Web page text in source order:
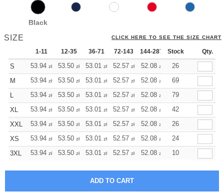
Black
SIZE CLICK HERE TO SEE THE SIZE CHART
1-11 12-35 36-71 72-143 144-287 288 + More
Stock Qty.
S 53.94 zł 53.50 zł 53.01 zł 52.57 zł 52.08 zł 52.08
26
M
53.94 zł 53.50 zł 53.01 zł 52.57 zł 52.08 zł 52.08
69
L
53.94 zł 53.50 zł 53.01 zł 52.57 zł 52.08 zł 52.08
79
XL
53.94 zł 53.50 zł 53.01 zł 52.57 zł 52.08 zł 52.08
42
XXL
53.94 zł 53.50 zł 53.01 zł 52.57 zł 52.08 zł 52.08
26
XS
53.94 zł 53.50 zł 53.01 zł 52.57 zł 52.08 zł 52.08
24
3XL
53.94 zł 53.50 zł 53.01 zł 52.57 zł 52.08 zł 52.08
10